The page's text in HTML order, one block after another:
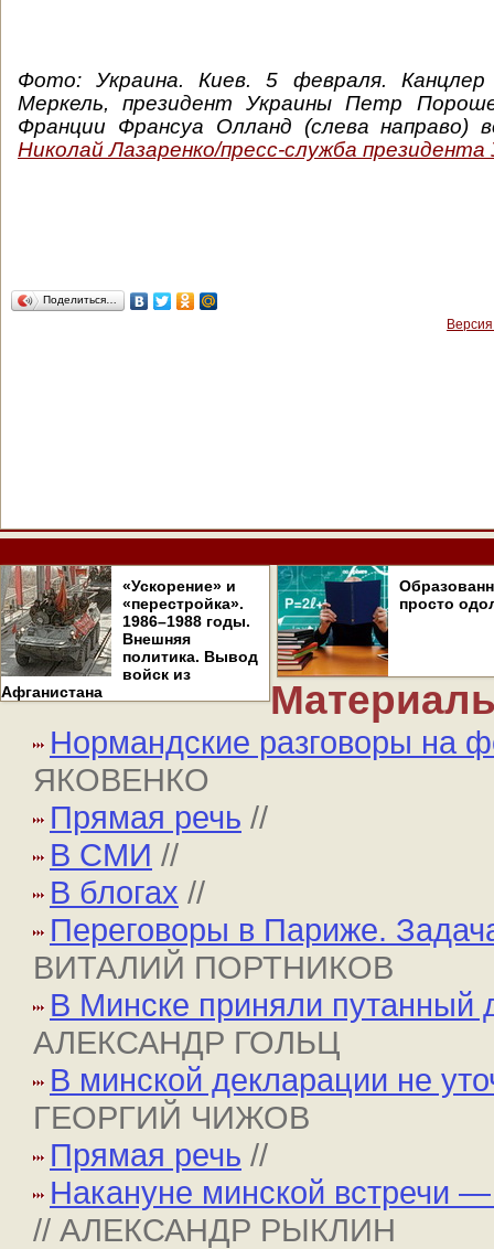
Фото:
Украина. Киев. 5 февраля. Канцлер
Меркель, президент Украины Петр
Франции Франсуа Олланд (слева направо)
Николай Лазаренко/пресс-служба
Поделиться…
«Ускорение» и
«перестройка».
1986–1988 годы.
Внешняя
политика. Вывод
войск из
Афганистана
просто
Нормандские разговоры на
ЯКОВЕНКО
Прямая речь //
В СМИ //
В блогах //
Переговоры в Париже.
ВИТАЛИЙ ПОРТНИКОВ
В Минске приняли путанный
АЛЕКСАНДР ГОЛЬЦ
В минской декларации не
ГЕОРГИЙ ЧИЖОВ
Прямая речь //
Накануне минской встречи
// АЛЕКСАНДР РЫКЛИН